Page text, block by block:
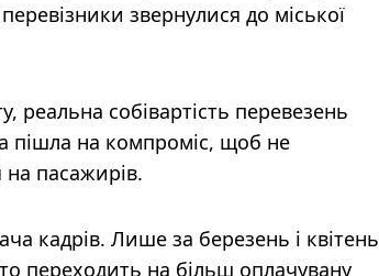
звернулися до міської
реальна собівартість перевезень
пішла на компроміс, щоб не
пасажирів.
кадрів. Лише за березень і квітень
переходить на більш оплачувану